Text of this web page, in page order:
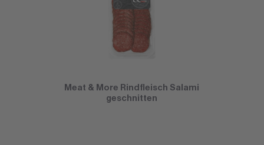
Meat & More Rindfleisch Salami
geschnitten